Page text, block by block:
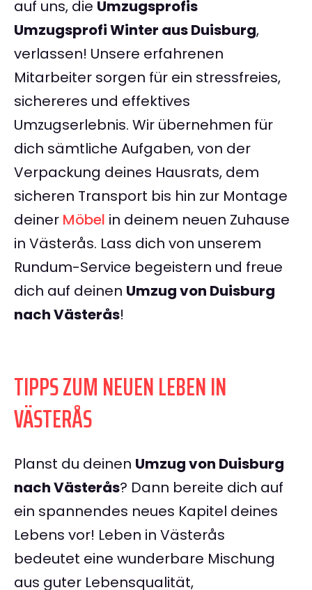
auf uns, die Umzugsprofis
Umzugsprofi Winter aus Duisburg,
verlassen! Unsere erfahrenen
Mitarbeiter sorgen für ein stressfreies,
sichereres und effektives
Umzugserlebnis. Wir übernehmen für
dich sämtliche Aufgaben, von der
Verpackung deines Hausrats, dem
sicheren Transport bis hin zur Montage
deiner Möbel in deinem neuen Zuhause
in Västerås. Lass dich von unserem
Rundum-Service begeistern und freue
dich auf deinen Umzug von Duisburg
nach Västerås!
TIPPS ZUM NEUEN LEBEN IN
VÄSTERÅS
Planst du deinen Umzug von Duisburg
nach Västerås? Dann bereite dich auf
ein spannendes neues Kapitel deines
Lebens vor! Leben in Västerås
bedeutet eine wunderbare Mischung
aus guter Lebensqualität,